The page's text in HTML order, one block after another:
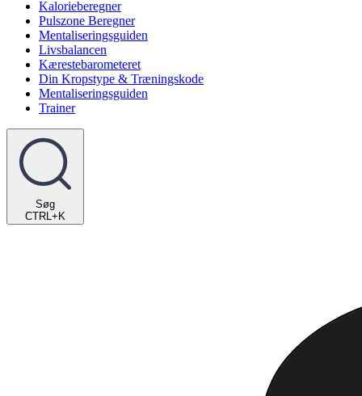
Kalorieberegner
Pulszone Beregner
Mentaliseringsguiden
Livsbalancen
Kærestebarometeret
Din Kropstype & Træningskode
Mentaliseringsguiden
Trainer
Søg
CTRL+K